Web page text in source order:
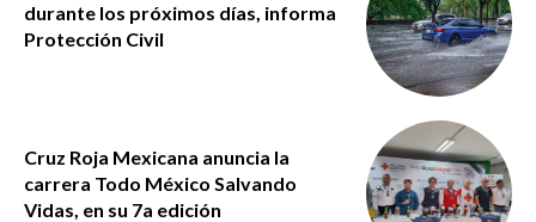
durante los próximos días, informa
Protección Civil
Cruz Roja Mexicana anuncia la
carrera Todo México Salvando
Vidas, en su 7a edición